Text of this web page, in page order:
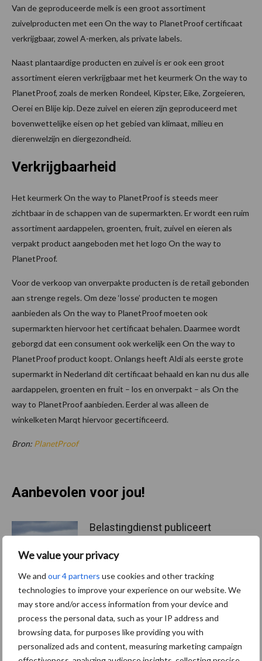
We value your privacy
We and our 4 partners use cookies and other tracking
technologies to improve your experience on our website. We
may store and/or access information from your device and
process the personal data, such as your IP address and
browsing data, for purposes like providing you with
personalized ads and content, measuring marketing campaign
Van de geproduceerde melk is een groot assortiment
zuivelproducten met een On the way to PlanetProof certificaat
verkrijgbaar, zowel A-merken, als private labels.
Naast plantaardige producten en zuivel is er ook een groot
assortiment eieren verkrijgbaar met het keurmerk On the way to
PlanetProof, zoals de merken Rondeel, Kipster, Eike, Zorgeieren,
Oerei en Blije kip. Deze zuivel en eieren zijn geproduceerd met
bovenwettelijke eisen op het gebied van klimaat, milieu en
dierenwelzijn en diergezondheid.
Verkrijgbaarheid
Het keurmerk On the way to PlanetProof is steeds meer
zichtbaar in de schappen van de supermarkten. Er wordt een ruim
assortiment aardappelen, groenten, fruit, zuivel en eieren als
verpakt product aangeboden met het logo On the way to
PlanetProof.
Voor de verkoop van onverpakte producten is de retail gebonden
aan strenge regels. Om deze ‘losse’ producten te mogen
aanbieden als On the way to PlanetProof moeten ook
supermarkten hiervoor het certificaat behalen. Daarmee wordt
geborgd dat een consument ook werkelijk een On the way to
PlanetProof product koopt. Onlangs heeft Aldi als eerste grote
supermarkt in Nederland dit certificaat behaald en kan nu dus alle
aardappelen, groenten en fruit – los en onverpakt – als On the
way to PlanetProof aanbieden. Eerder al was alleen de
winkelketen Marqt hiervoor gecertificeerd.
Bron: PlanetProof
Aanbevolen voor jou!
Belastingdienst publiceert
Landelijke
Landbouwnormen 2025
10 praktisch tips om je voor
te bereiden op mogelijke
uitval van het stroomnet